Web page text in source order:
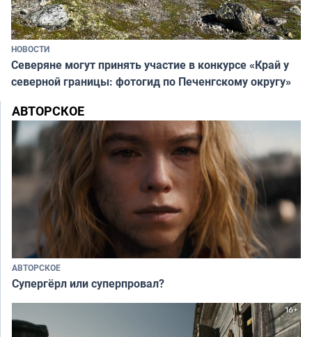
НОВОСТИ
Северяне могут принять участие в конкурсе «Край у
северной границы: фотогид по Печенгскому округу»
АВТОРСКОЕ
АВТОРСКОЕ
Супергёрл или суперпровал?